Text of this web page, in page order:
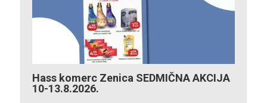
Hass komerc Zenica SEDMIČNA AKCIJA
10-13.8.2026.